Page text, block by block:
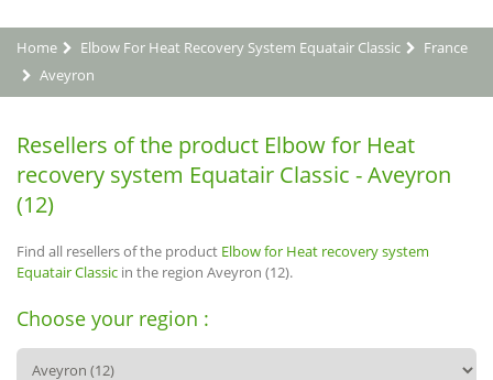
Home Elbow For Heat Recovery System Equatair Classic
France
Aveyron
Resellers of the product Elbow for Heat
recovery system Equatair Classic - Aveyron
(12)
Find all resellers of the product Elbow for Heat recovery system
Equatair Classic in the region Aveyron (12).
Choose your region :